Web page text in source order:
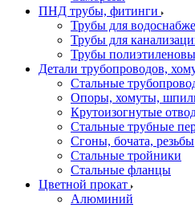
ПНД трубы, фитинги
Трубы для
Трубы для
Трубы
Детали трубопроводов,
Стальные
Опоры, хомуты,
Крутоизогнутые
Стальные трубные
Сгоны, бочата, резьбы
Стальные тройники
Стальные фланцы
Цветной прокат
Алюминий